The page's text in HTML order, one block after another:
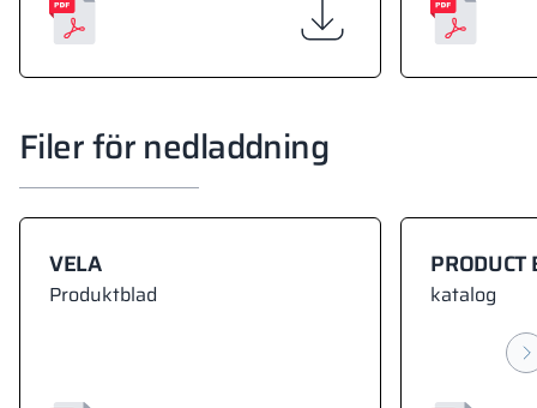
Filer för nedladdning
VELA
Produktblad
PRODUCT
katalog